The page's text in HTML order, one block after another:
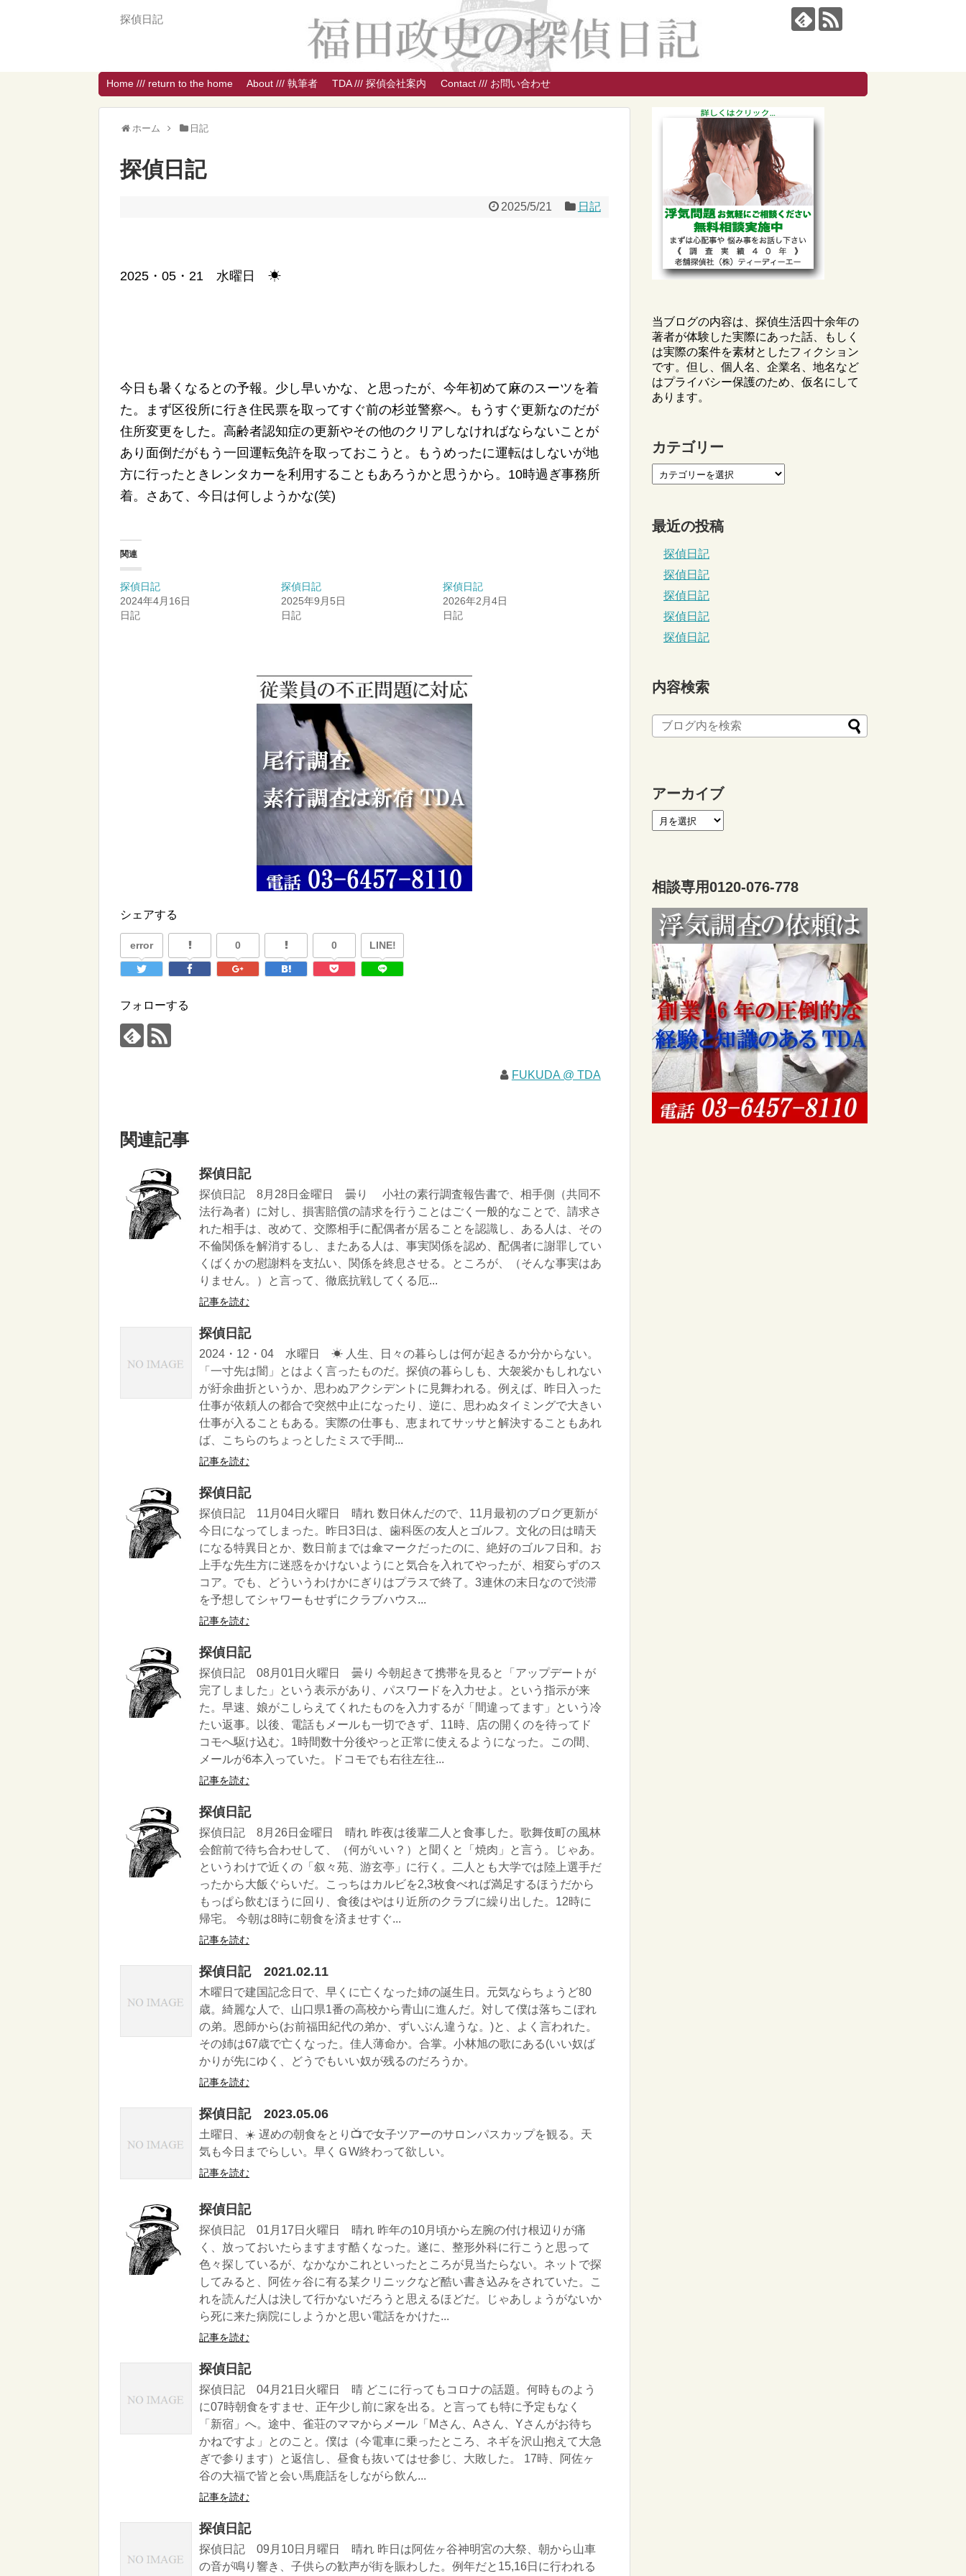
探偵日記
Home /// return to the home About /// 執筆者 TDA /// 探偵会社案内 Contact /// お問い合わせ
ホーム 日記
探偵日記
2025/5/21 日記
2025・05・21 水曜日 ☀
今日も暑くなるとの予報。少し早いかな、と思ったが、今年初めて麻のスーツを着
た。まず区役所に行き住民票を取ってすぐ前の杉並警察へ。もうすぐ更新なのだが
住所変更をした。高齢者認知症の更新やその他のクリアしなければならないことが
あり面倒だがもう一回運転免許を取っておこうと。もうめったに運転はしないが地
方に行ったときレンタカーを利用することもあろうかと思うから。10時過ぎ事務所
着。さあて、今日は何しようかな(笑)
関連
探偵日記
2024年4月16日
日記
探偵日記
2025年9月5日
日記
探偵日記
2026年2月4日
日記
シェアする
error 0 0 LINE!
フォローする
FUKUDA @ TDA
関連記事
探偵日記
探偵日記 8月28日金曜日 曇り 小社の素行調査報告書で、相手側（共同不
法行為者）に対し、損害賠償の請求を行うことはごく一般的なことで、請求さ
れた相手は、改めて、交際相手に配偶者が居ることを認識し、ある人は、その
不倫関係を解消するし、またある人は、事実関係を認め、配偶者に謝罪してい
くばくかの慰謝料を支払い、関係を終息させる。ところが、（そんな事実はあ
りません。）と言って、徹底抗戦してくる厄...
記事を読む
探偵日記
2024・12・04 水曜日 ☀ 人生、日々の暮らしは何が起きるか分からない。
「一寸先は闇」とはよく言ったものだ。探偵の暮らしも、大袈裟かもしれない
が紆余曲折というか、思わぬアクシデントに見舞われる。例えば、昨日入った
仕事が依頼人の都合で突然中止になったり、逆に、思わぬタイミングで大きい
仕事が入ることもある。実際の仕事も、恵まれてサッサと解決することもあれ
ば、こちらのちょっとしたミスで手間...
記事を読む
探偵日記
探偵日記 11月04日火曜日 晴れ 数日休んだので、11月最初のブログ更新が
今日になってしまった。昨日3日は、歯科医の友人とゴルフ。文化の日は晴天
になる特異日とか、数日前までは傘マークだったのに、絶好のゴルフ日和。お
上手な先生方に迷惑をかけないようにと気合を入れてやったが、相変らずのス
コア。でも、どういうわけかにぎりはプラスで終了。3連休の末日なので渋滞
を予想してシャワーもせずにクラブハウス...
記事を読む
探偵日記
探偵日記 08月01日火曜日 曇り 今朝起きて携帯を見ると「アップデートが
完了しました」という表示があり、パスワードを入力せよ。という指示が来
た。早速、娘がこしらえてくれたものを入力するが「間違ってます」という冷
たい返事。以後、電話もメールも一切できず、11時、店の開くのを待ってド
コモへ駆け込む。1時間数十分後やっと正常に使えるようになった。この間、
メールが6本入っていた。ドコモでも右往左往...
記事を読む
探偵日記
探偵日記 8月26日金曜日 晴れ 昨夜は後輩二人と食事した。歌舞伎町の風林
会館前で待ち合わせして、（何がいい？）と聞くと「焼肉」と言う。じゃあ。
というわけで近くの「叙々苑、游玄亭」に行く。二人とも大学では陸上選手だ
ったから大飯ぐらいだ。こっちはカルビを2,3枚食べれば満足するほうだから
もっぱら飲むほうに回り、食後はやはり近所のクラブに繰り出した。12時に
帰宅。 今朝は8時に朝食を済ませすぐ...
記事を読む
探偵日記 2021.02.11
木曜日で建国記念日で、早くに亡くなった姉の誕生日。元気ならちょうど80
歳。綺麗な人で、山口県1番の高校から青山に進んだ。対して僕は落ちこぼれ
の弟。恩師から(お前福田紀代の弟か、ずいぶん違うな。)と、よく言われた。
その姉は67歳で亡くなった。佳人薄命か。合掌。小林旭の歌にある(いい奴ば
かりが先にゆく、どうでもいい奴が残るのだろうか。
記事を読む
探偵日記 2023.05.06
土曜日、☀️ 遅めの朝食をとり📺で女子ツアーのサロンパスカップを観る。天
気も今日までらしい。早くＧW終わって欲しい。
記事を読む
探偵日記
探偵日記 01月17日火曜日 晴れ 昨年の10月頃から左腕の付け根辺りが痛
く、放っておいたらますます酷くなった。遂に、整形外科に行こうと思って
色々探しているが、なかなかこれといったところが見当たらない。ネットで探
してみると、阿佐ヶ谷に有る某クリニックなど酷い書き込みをされていた。こ
れを読んだ人は決して行かないだろうと思えるほどだ。じゃあしょうがないか
ら死に来た病院にしようかと思い電話をかけた...
記事を読む
探偵日記
探偵日記 04月21日火曜日 晴 どこに行ってもコロナの話題。何時ものよう
に07時朝食をすませ、正午少し前に家を出る。と言っても特に予定もなく
「新宿」へ。途中、雀荘のママからメール「Mさん、Aさん、Yさんがお待ち
かねですよ」とのこと。僕は（今電車に乗ったところ、ネギを沢山抱えて大急
ぎで参ります）と返信し、昼食も抜いてはせ参じ、大敗した。 17時、阿佐ヶ
谷の大福で皆と会い馬鹿話をしながら飲ん...
記事を読む
探偵日記
探偵日記 09月10日月曜日 晴れ 昨日は阿佐ヶ谷神明宮の大祭、朝から山車
の音が鳴り響き、子供らの歓声が街を賑わした。例年だと15,16日に行われる
当ブログの内容は、探偵生活四十余年の
著者が体験した実際にあった話、もしく
は実際の案件を素材としたフィクション
です。但し、個人名、企業名、地名など
はプライバシー保護のため、仮名にして
あります。
カテゴリー
最近の投稿
探偵日記
探偵日記
探偵日記
探偵日記
探偵日記
内容検索
アーカイブ
相談専用0120-076-778